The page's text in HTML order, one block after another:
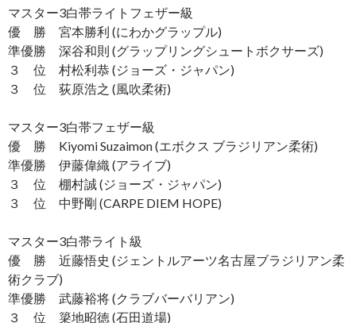
マスター3白帯ライトフェザー級
優 勝 宮本勝利 (にわかグラップル)
準優勝 深谷和則 (グラップリングシュートボクサーズ)
３ 位 村松利恭 (ジョーズ・ジャパン)
３ 位 荻原浩之 (風吹柔術)
マスター3白帯フェザー級
優 勝 Kiyomi Suzaimon (エボクス ブラジリアン柔術)
準優勝 伊藤偉織 (アライブ)
３ 位 棚村誠 (ジョーズ・ジャパン)
３ 位 中野剛 (CARPE DIEM HOPE)
マスター3白帯ライト級
優 勝 近藤悟史 (ジェントルアーツ名古屋ブラジリアン柔
術クラブ)
準優勝 武藤裕将 (クラブバーバリアン)
３ 位 簗地昭徳 (石田道場)